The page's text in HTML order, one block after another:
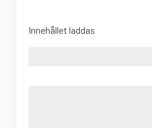
Innehållet laddas